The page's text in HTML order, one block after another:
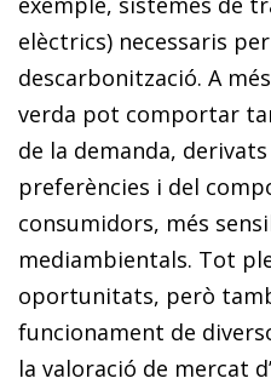
elèctrics) necessaris
descarbonització. A
verda pot comportar
de la demanda, derivats
preferències i del
consumidors, més
mediambientals. Tot
oportunitats, però
funcionament de
la valoració de mercat